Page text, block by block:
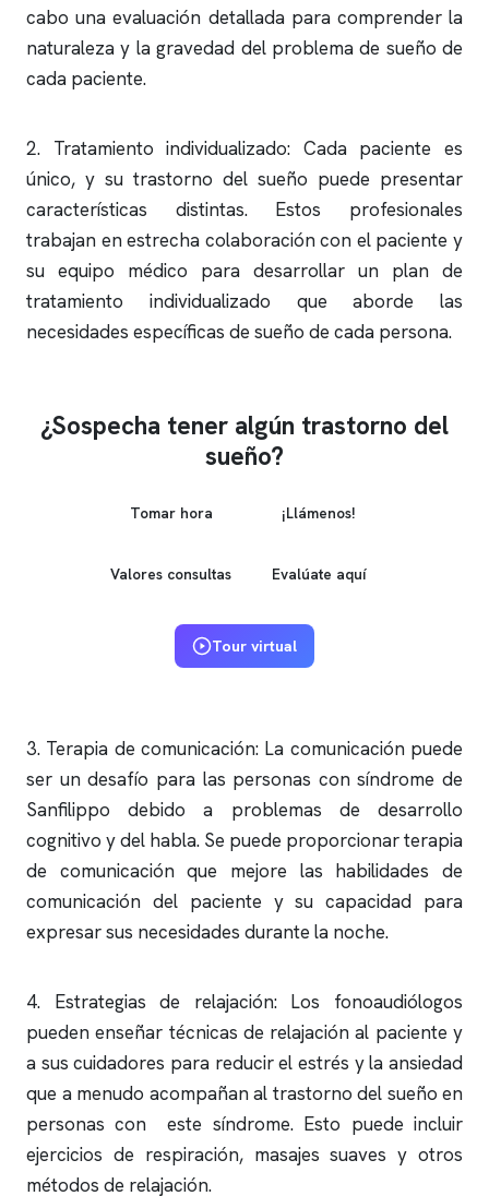
cabo una evaluación detallada para comprender la
naturaleza y la gravedad del problema de sueño de
cada paciente.
2. Tratamiento individualizado: Cada paciente es
único, y su trastorno del sueño puede presentar
características distintas. Estos profesionales
trabajan en estrecha colaboración con el paciente y
su equipo médico para desarrollar un plan de
tratamiento individualizado que aborde las
necesidades específicas de sueño de cada persona.
¿Sospecha tener algún trastorno del
sueño?
Tomar hora ¡Llámenos!
Valores consultas Evalúate aquí
Tour virtual
3. Terapia de comunicación: La comunicación puede
ser un desafío para las personas con síndrome de
Sanfilippo debido a problemas de desarrollo
cognitivo y del habla. Se puede proporcionar terapia
de comunicación que mejore las habilidades de
comunicación del paciente y su capacidad para
expresar sus necesidades durante la noche.
4. Estrategias de relajación: Los fonoaudiólogos
pueden enseñar técnicas de relajación al paciente y
a sus cuidadores para reducir el estrés y la ansiedad
que a menudo acompañan al trastorno del sueño en
personas con este síndrome. Esto puede incluir
ejercicios de respiración, masajes suaves y otros
métodos de relajación.